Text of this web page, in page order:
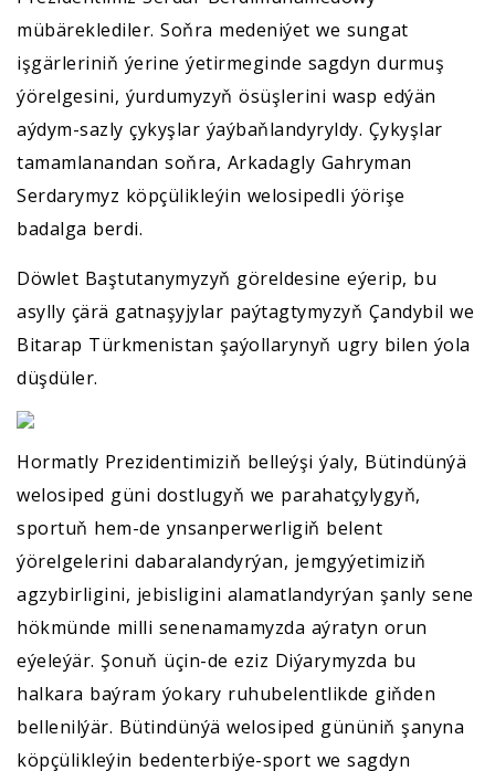
mübäreklediler. Soňra medeniýet we sungat
işgärleriniň ýerine ýetirmeginde sagdyn durmuş
ýörelgesini, ýurdumyzyň ösüşlerini wasp edýän
aýdym-sazly çykyşlar ýaýbaňlandyryldy. Çykyşlar
tamamlanandan soňra, Arkadagly Gahryman
Serdarymyz köpçülikleýin welosipedli ýörişe
badalga berdi.
Döwlet Baştutanymyzyň göreldesine eýerip, bu
asylly çärä gatnaşyjylar paýtagtymyzyň Çandybil we
Bitarap Türkmenistan şaýollarynyň ugry bilen ýola
düşdüler.
Hormatly Prezidentimiziň belleýşi ýaly, Bütindünýä
welosiped güni dostlugyň we parahatçylygyň,
sportuň hem-de ynsanperwerligiň belent
ýörelgelerini dabaralandyrýan, jemgyýetimiziň
agzybirligini, jebisligini alamatlandyrýan şanly sene
hökmünde milli senenamamyzda aýratyn orun
eýeleýär. Şonuň üçin-de eziz Diýarymyzda bu
halkara baýram ýokary ruhubelentlikde giňden
bellenilýär. Bütindünýä welosiped gününiň şanyna
köpçülikleýin bedenterbiýe-sport we sagdyn